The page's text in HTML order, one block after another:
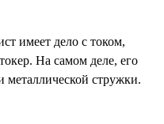
имеет дело с током,
На самом деле, его
стружки.